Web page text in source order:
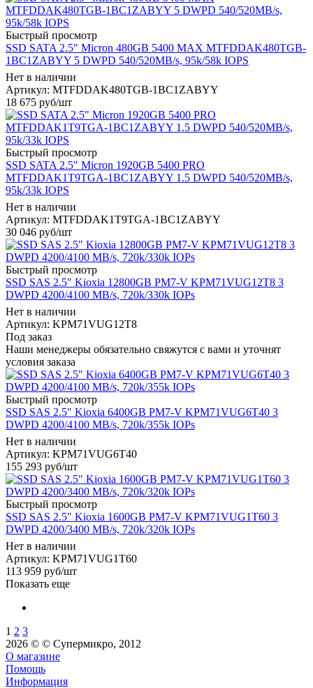
Быстрый просмотр
SSD SATA 2.5" Micron 480GB 5400 MAX MTFDDAK480TGB-
1BC1ZABYY 5 DWPD 540/520MB/s, 95k/58k IOPS
Нет в наличии
Артикул: MTFDDAK480TGB-1BC1ZABYY
18 675 руб/шт
Быстрый просмотр
SSD SATA 2.5" Micron 1920GB 5400 PRO
MTFDDAK1T9TGA-1BC1ZABYY 1.5 DWPD 540/520MB/s,
95k/33k IOPS
Нет в наличии
Артикул: MTFDDAK1T9TGA-1BC1ZABYY
30 046 руб/шт
Быстрый просмотр
SSD SAS 2.5" Kioxia 12800GB PM7-V KPM71VUG12T8 3
DWPD 4200/4100 MB/s, 720k/330k IOPs
Нет в наличии
Артикул: KPM71VUG12T8
Под заказ
Наши менеджеры обязательно свяжутся с вами и уточнят
условия заказа
Быстрый просмотр
SSD SAS 2.5" Kioxia 6400GB PM7-V KPM71VUG6T40 3
DWPD 4200/4100 MB/s, 720k/355k IOPs
Нет в наличии
Артикул: KPM71VUG6T40
155 293 руб/шт
Быстрый просмотр
SSD SAS 2.5" Kioxia 1600GB PM7-V KPM71VUG1T60 3
DWPD 4200/3400 MB/s, 720k/320k IOPs
Нет в наличии
Артикул: KPM71VUG1T60
113 959 руб/шт
Показать еще
1 2 3
2026 © © Супермикро, 2012
О магазине
Помощь
Информация